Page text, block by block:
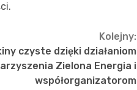
Kolejny:
czyste dzięki działaniom
Zielona Energia i
współorganizatorom